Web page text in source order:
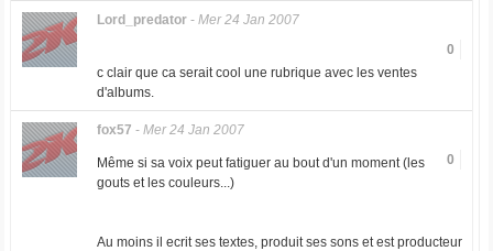
Lord_predator- Mer 24 Jan 2007
0
c clair que ca serait cool une rubrique avec les ventes
d'albums.
fox57 - Mer 24 Jan 2007
0
Même si sa voix peut fatiguer au bout d'un moment (les
gouts et les couleurs...)
Au moins il ecrit ses textes, produit ses sons et est producteur